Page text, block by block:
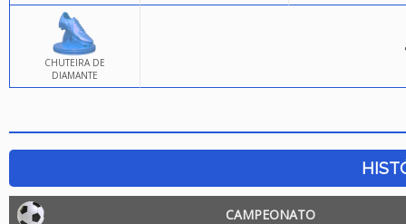
CHUTEIRA DE
DIAMANTE
CAMPEONATO